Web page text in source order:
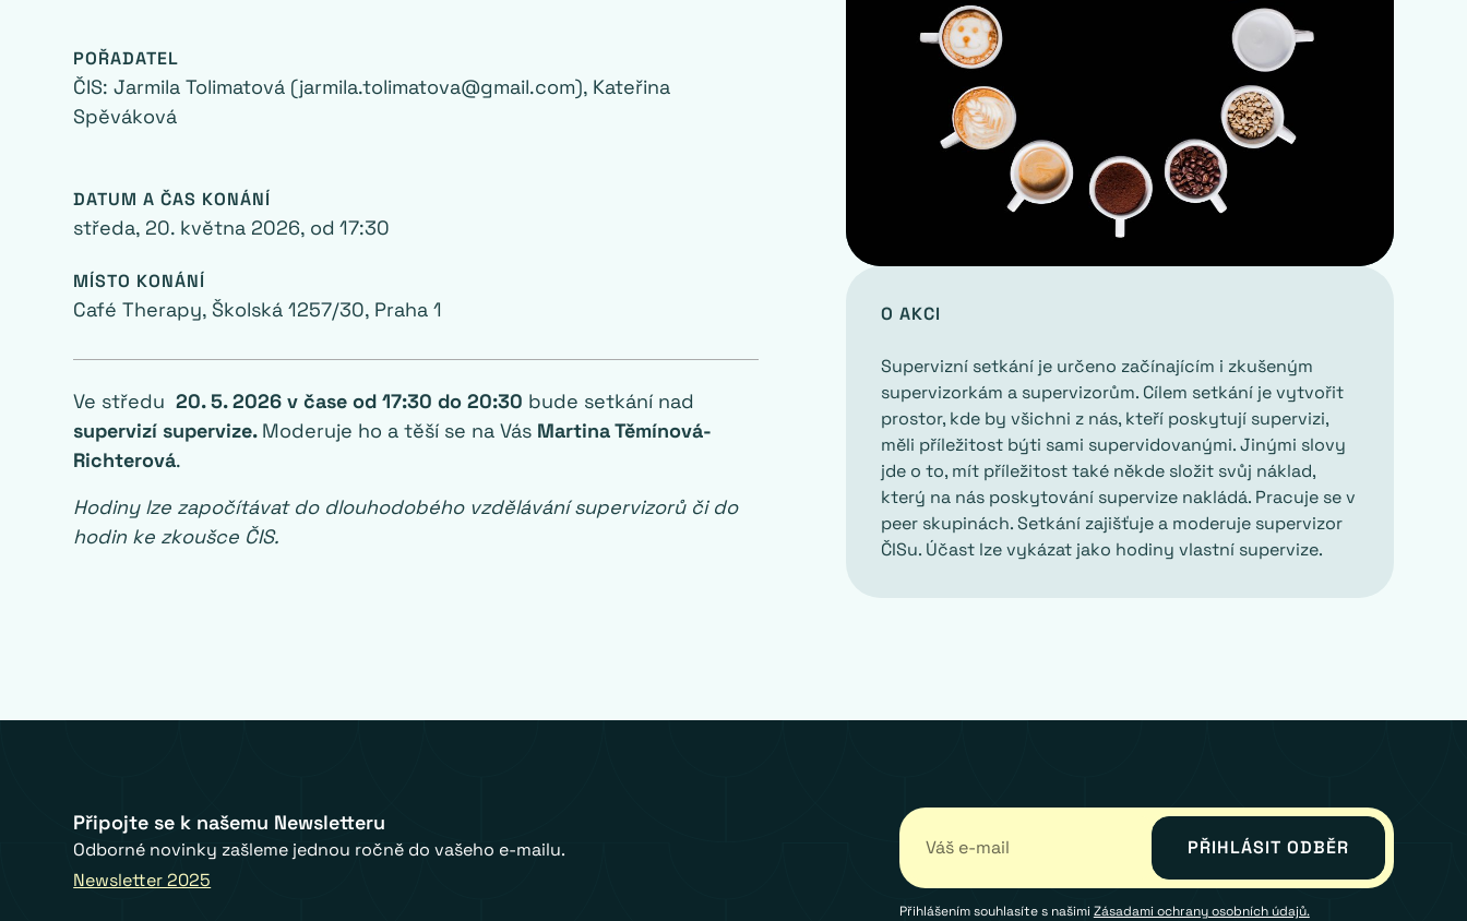
POŘADATEL
ČIS: Jarmila Tolimatová (jarmila.tolimatova@gmail.com), Kateřina
Spěváková
DATUM A ČAS KONÁNÍ
středa, 20. května 2026, od 17:30
MÍSTO KONÁNÍ
Café Therapy, Školská 1257/30, Praha 1
Ve středu 20. 5. 2026 v čase od 17:30 do 20:30 bude setkání nad
supervizí supervize. Moderuje ho a těší se na Vás Martina Těmínová-
Richterová.
Hodiny lze započítávat do dlouhodobého vzdělávání supervizorů či do
hodin ke zkoušce ČIS.
O AKCI
Supervizní setkání je určeno začínajícím i zkušeným
supervizorkám a supervizorům. Cílem setkání je vytvořit
prostor, kde by všichni z nás, kteří poskytují supervizi,
měli příležitost býti sami supervidovanými. Jinými slovy
jde o to, mít příležitost také někde složit svůj náklad,
který na nás poskytování supervize nakládá. Pracuje se v
peer skupinách. Setkání zajišťuje a moderuje supervizor
ČISu. Účast lze vykázat jako hodiny vlastní supervize.
Připojte se k našemu Newsletteru
Odborné novinky zašleme jednou ročně do vašeho e-mailu.
Newsletter 2025
Přihlášením souhlasíte s našimi Zásadami ochrany osobních údajů.